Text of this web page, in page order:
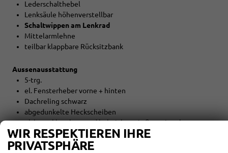
Lederschalthebel
Lenksäule höhenverstellbar
Schaltwippen am Lenkrad
Mittelarmlehne
teilbar klappbare Rücksitzbank
Aussenausstattung
5-trg.
el. Fensterheber vorne + hinten
Dachreling schwarz
abgedunkelte Heckscheiben
el. heranklappbare und beheizbare Außenspiegel
Colorverglasung
Regensensor
WIR RESPEKTIEREN IHRE
PRIVATSPHÄRE